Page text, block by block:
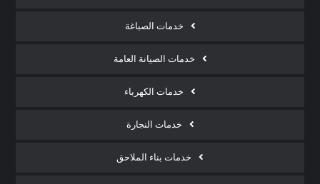
خدمات الصباغة
خدمات الصيانة العامة
خدمات الكهرباء
خدمات النجارة
خدمات بناء الملاحق